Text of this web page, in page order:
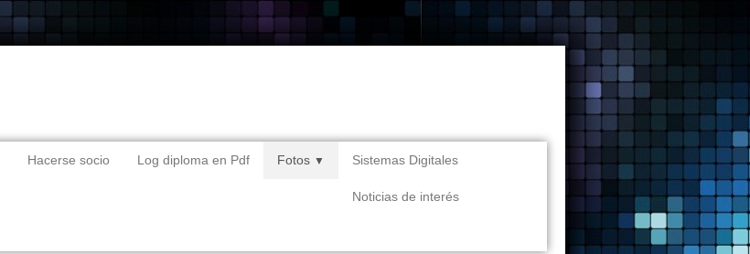
Hacerse socio Log diploma en Pdf Fotos ▼ Sistemas Digitales
Noticias de interés